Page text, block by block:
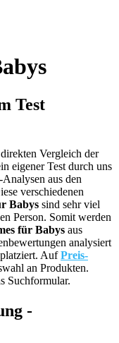
Test
Vergleich der
eigener Test durch uns
aus den
verschiedenen
Babys sind sehr viel
Person. Somit werden
für Babys aus
analysiert
AufPreis-
an Produkten.
Suchformular.
-